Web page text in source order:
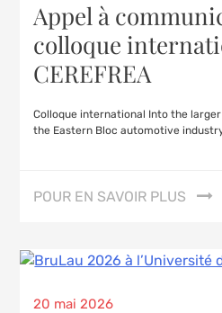
Appel à
colloque
CEREFREA
Colloque international Into the
the Eastern Bloc automotive
POUR EN SAVOIR PLUS
20 mai 2026